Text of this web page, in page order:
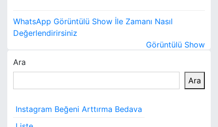
Y
a
z
ı
g
e
WhatsApp Görüntülü Show İle Zamanı Nasıl
Değerlendirirsiniz
Görüntülü Show
Ara
Ara
Instagram Beğeni Arttırma Bedava